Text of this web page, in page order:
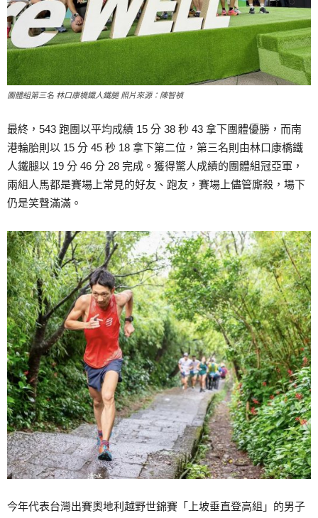
團體組第三名 林口康橋鐵人鐵腿 照片來源：陳智禎
最終，543 跑團以平均成績 15 分 38 秒 43 拿下團體優勝，而南
港輪胎則以 15 分 45 秒 18 拿下第二位，第三名則由林口康橋鐵
人鐵腿以 19 分 46 分 28 完成。獲得驚人成績的團體組冠亞軍，
兩組人馬都是賽場上常見的好友、跑友，賽場上儘管廝殺，場下
仍是笑聲滿滿。
今年代表台灣出賽奧地利越野世錦賽「上坡垂直登高組」的男子